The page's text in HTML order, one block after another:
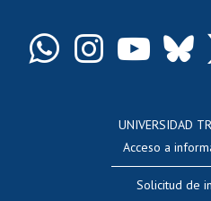
Evaluación
UNIVERSIDAD
Acceso a
Solicitud de